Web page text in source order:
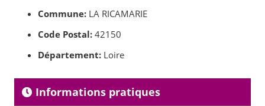
Commune: LA RICAMARIE
Code Postal: 42150
Département: Loire
Informations pratiques